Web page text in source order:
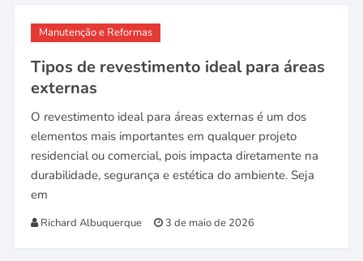
Manutenção e Reformas
Tipos de revestimento ideal para áreas
externas
O revestimento ideal para áreas externas é um dos
elementos mais importantes em qualquer projeto
residencial ou comercial, pois impacta diretamente na
durabilidade, segurança e estética do ambiente. Seja
em
Richard Albuquerque 3 de maio de 2026